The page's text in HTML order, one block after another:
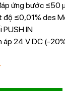
ứng bước ≤50
độ ≤0,01% des
PUSH IN
áp 24 V DC (-